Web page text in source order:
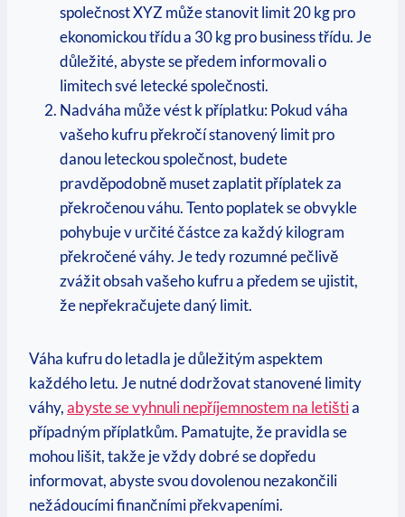
společnost XYZ může stanovit limit 20 kg pro
ekonomickou třídu a 30 kg pro business třídu. Je
důležité, abyste se předem informovali o
limitech své letecké společnosti.
Nadváha může vést k příplatku: Pokud váha
vašeho kufru překročí stanovený limit pro
danou leteckou společnost, budete
pravděpodobně muset zaplatit příplatek za
překročenou váhu. Tento poplatek se obvykle
pohybuje v určité částce za každý kilogram
překročené váhy. Je tedy rozumné pečlivě
zvážit obsah vašeho kufru a předem se ujistit,
že nepřekračujete daný limit.
Váha kufru do letadla je důležitým aspektem
každého letu. Je nutné dodržovat stanovené limity
váhy,abyste se vyhnuli nepříjemnostem na letištia
případným příplatkům. Pamatujte, že pravidla se
mohou lišit, takže je vždy dobré se dopředu
informovat, abyste svou dovolenou nezakončili
nežádoucími finančními překvapeními.